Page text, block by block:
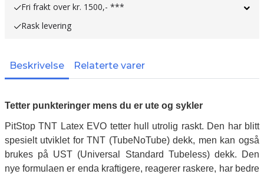
Fri frakt over kr. 1500,- ***
Rask levering
Beskrivelse Relaterte varer
Tetter punkteringer mens du er ute og sykler
PitStop TNT Latex EVO tetter hull utrolig raskt. Den har blitt
spesielt utviklet for TNT (TubeNoTube) dekk, men kan også
brukes på UST (Universal Standard Tubeless) dekk. Den
nye formulaen er enda kraftigere, reagerer raskere, har bedre